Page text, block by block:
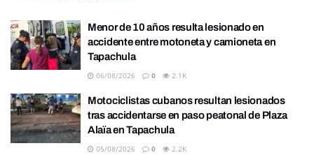
Menor de 10 años resulta lesionado en
accidente entre motoneta y camioneta en
Tapachula
06/08/2026 0 2.1K
Motociclistas cubanos resultan lesionados
tras accidentarse en paso peatonal de Plaza
Alaïa en Tapachula
05/08/2026 0 2.2K